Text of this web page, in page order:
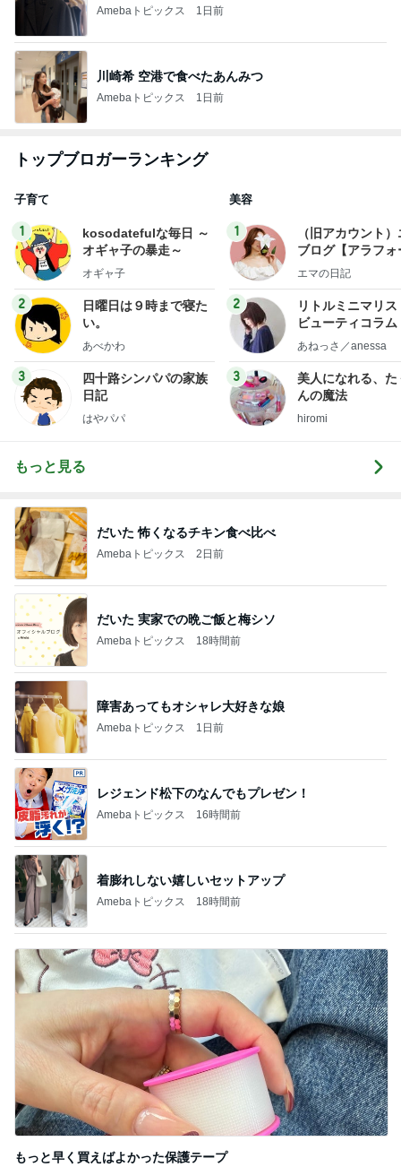
Amebaトピックス 1日前
川崎希 空港で食べたあんみつ
Amebaトピックス 1日前
トップブロガーランキング
子育て
1
kosodatefulな毎日 ～
オギャ子の暴走～
オギャ子
2
日曜日は９時まで寝た
い。
あべかわ
3
四十路シンパパの家族
日記
はやパパ
美容
1
（旧アカウント
ブログ【アラフォ
社売却セカンドラ
エマの日記
2
リトルミニマリス
ビューティコラ
little
あねっさ／anessa
3
美人になれる、た
んの魔法
hiromi
もっと見る
だいた 怖くなるチキン食べ比べ
Amebaトピックス 2日前
だいた 実家での晩ご飯と梅シソ
Amebaトピックス 18時間前
障害あってもオシャレ大好きな娘
Amebaトピックス 1日前
レジェンド松下のなんでもプレゼン！
Amebaトピックス 16時間前
着膨れしない嬉しいセットアップ
Amebaトピックス 18時間前
もっと早く買えばよかった保護テープ